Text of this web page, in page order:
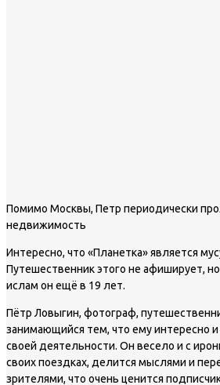
Помимо Москвы, Петр периодически
недвижимость
Интересно, что «Планетка» является
Путешественник этого не афиширует,
ислам он ещё в 19 лет.
Пётр Ловыгин, фотограф,
занимающийся тем, что ему интересно
своей деятельности. Он весело и с
своих поездках, делится мыслями и
зрителями, что очень ценится